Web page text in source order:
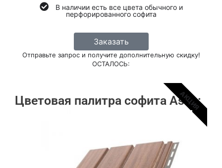
В наличии есть все цвета обычного и
перфорированного софита
Заказать
Отправьте запрос и получите дополнительную скидку!
ОСТАЛОСЬ:
АКЦИЯ
Цветовая палитра софита Asko: